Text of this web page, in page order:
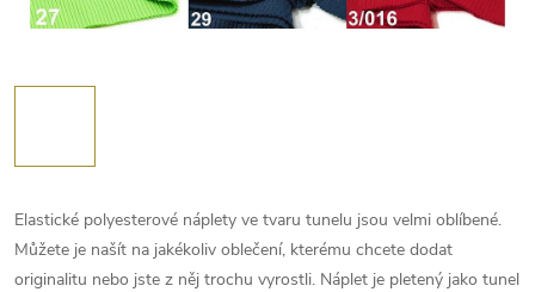
Elastické polyesterové náplety ve tvaru tunelu jsou velmi oblíbené.
Můžete je našít na jakékoliv oblečení, kterému chcete dodat
originalitu nebo jste z něj trochu vyrostli. Náplet je pletený jako tunel